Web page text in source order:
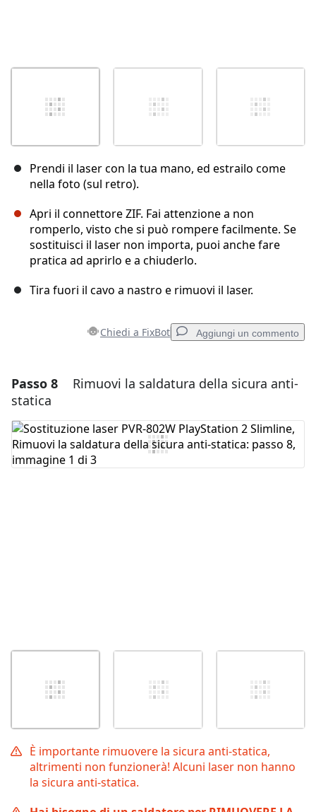
Prendi il laser con la tua mano, ed estrailo come
nella foto (sul retro).
Apri il connettore ZIF. Fai attenzione a non
romperlo, visto che si può rompere facilmente. Se
sostituisci il laser non importa, puoi anche fare
pratica ad aprirlo e a chiuderlo.
Tira fuori il cavo a nastro e rimuovi il laser.
Chiedi a FixBot Aggiungi un commento
Aggiungi un commento
Aggiungi Commento
Passo 8
Rimuovi la saldatura della sicura anti-
statica
È importante rimuovere la sicura anti-statica,
altrimenti non funzionerà! Alcuni laser non hanno
la sicura anti-statica.